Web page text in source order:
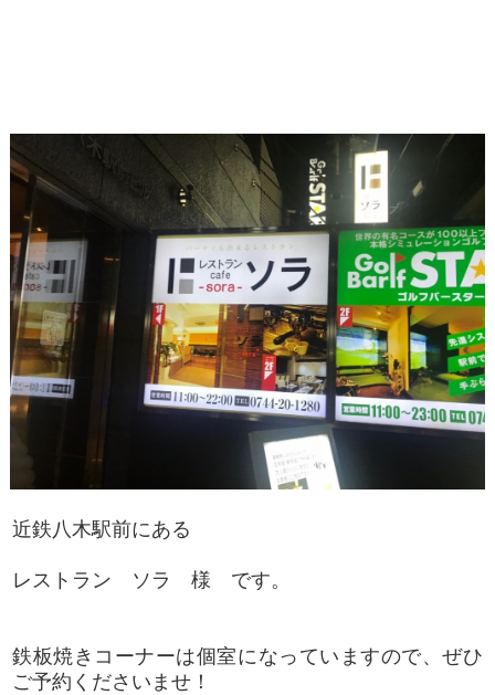
近鉄八木駅前にある
レストラン ソラ 様 です。
鉄板焼きコーナーは個室になっていますので、ぜひ
ご予約くださいませ！